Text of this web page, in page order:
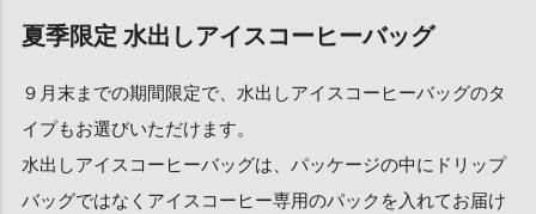
夏季限定 水出しアイスコーヒーバッグ
９月末までの期間限定で、水出しアイスコーヒーバッグのタ
イプもお選びいただけます。
水出しアイスコーヒーバッグは、パッケージの中にドリップ
バッグではなくアイスコーヒー専用のパックを入れてお届け